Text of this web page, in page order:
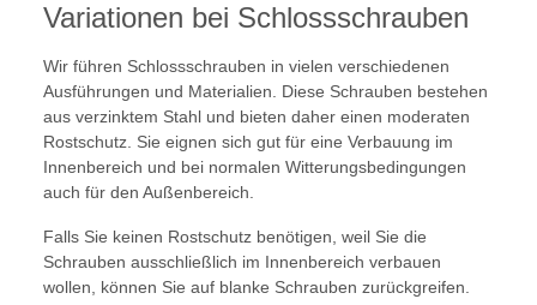
Variationen bei Schlossschrauben
Wir führen Schlossschrauben in vielen verschiedenen
Ausführungen und Materialien. Diese Schrauben bestehen
aus verzinktem Stahl und bieten daher einen moderaten
Rostschutz. Sie eignen sich gut für eine Verbauung im
Innenbereich und bei normalen Witterungsbedingungen
auch für den Außenbereich.
Falls Sie keinen Rostschutz benötigen, weil Sie die
Schrauben ausschließlich im Innenbereich verbauen
wollen, können Sie auf blanke Schrauben zurückgreifen.